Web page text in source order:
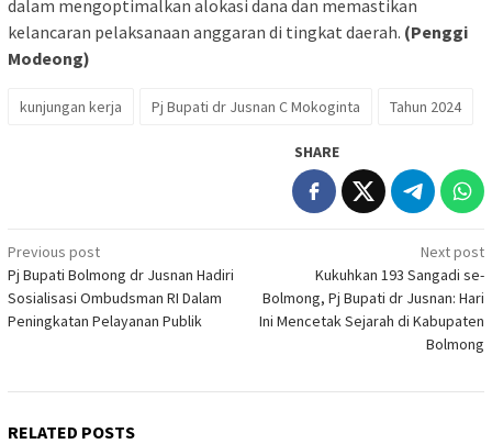
dalam mengoptimalkan alokasi dana dan memastikan
kelancaran pelaksanaan anggaran di tingkat daerah. (Penggi
Modeong)
kunjungan kerja Pj Bupati dr Jusnan C Mokoginta Tahun 2024
SHARE
Post
navigation
Previous post
Pj Bupati Bolmong dr Jusnan Hadiri
Sosialisasi Ombudsman RI Dalam
Peningkatan Pelayanan Publik
Next post
Kukuhkan 193 Sangadi se-
Bolmong, Pj Bupati dr Jusnan: Hari
Ini Mencetak Sejarah di Kabupaten
Bolmong
RELATED POSTS